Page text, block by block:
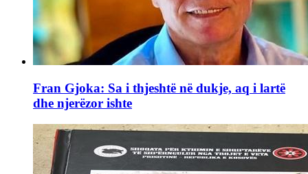
Fran Gjoka: Sa i thjeshtë në dukje, aq i lartë
dhe njerëzor ishte